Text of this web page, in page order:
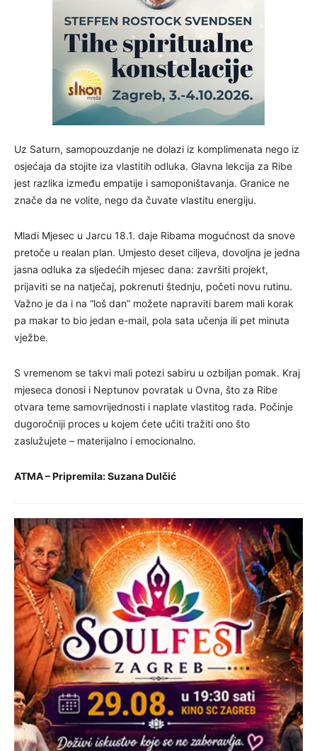
Uz Saturn, samopouzdanje ne dolazi iz komplimenata nego iz
osjećaja da stojite iza vlastitih odluka. Glavna lekcija za Ribe
jest razlika između empatije i samoponištavanja. Granice ne
znače da ne volite, nego da čuvate vlastitu energiju.
Mladi Mjesec u Jarcu 18.1. daje Ribama mogućnost da snove
pretoče u realan plan. Umjesto deset ciljeva, dovoljna je jedna
jasna odluka za sljedećih mjesec dana: završiti projekt,
prijaviti se na natječaj, pokrenuti štednju, početi novu rutinu.
Važno je da i na “loš dan” možete napraviti barem mali korak
pa makar to bio jedan e-mail, pola sata učenja ili pet minuta
vježbe.
S vremenom se takvi mali potezi sabiru u ozbiljan pomak. Kraj
mjeseca donosi i Neptunov povratak u Ovna, što za Ribe
otvara teme samovrijednosti i naplate vlastitog rada. Počinje
dugoročniji proces u kojem ćete učiti tražiti ono što
zaslužujete – materijalno i emocionalno.
ATMA – Pripremila: Suzana Dulčić